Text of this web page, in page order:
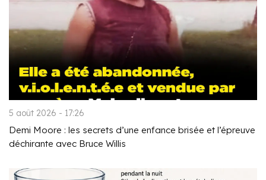
5 août 2026 - 17:26
Demi Moore : les secrets d’une enfance brisée et l’épreuve
déchirante avec Bruce Willis